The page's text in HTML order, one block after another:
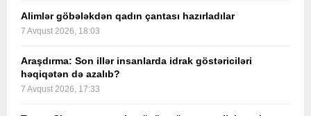
Alimlər göbələkdən qadın çantası hazırladılar
7 Avqust 2026, 18:03
Araşdırma: Son illər insanlarda idrak göstəriciləri
həqiqətən də azalıb?
7 Avqust 2026, 17:33